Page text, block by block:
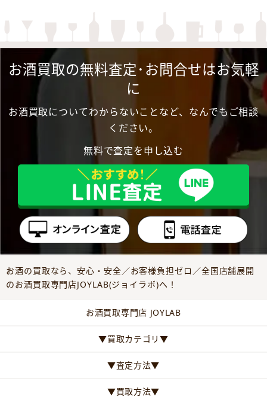
お酒買取の無料査定･お問合せはお気軽
に
お酒買取についてわからないことなど、なんでもご相談
ください。
無料で査定を申し込む
お酒の買取なら、安心・安全／お客様負担ゼロ／全国店舗展開
のお酒買取専門店JOYLAB(ジョイラボ)へ！
お酒買取専門店 JOYLAB
▼買取カテゴリ▼
▼査定方法▼
▼買取方法▼